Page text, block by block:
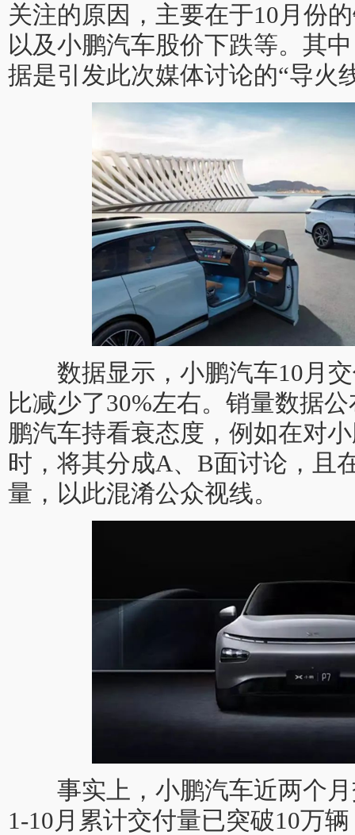
关注的原因，主要在于10月份
以及小鹏汽车股价下跌等。其
据是引发此次媒体讨论的“导火
数据显示，小鹏汽车10月交
比减少了30%左右。销量数据
鹏汽车持看衰态度，例如在对
时，将其分成A、B面讨论，且
量，以此混淆公众视线。
事实上，小鹏汽车近两个月
1-10月累计交付量已突破10万